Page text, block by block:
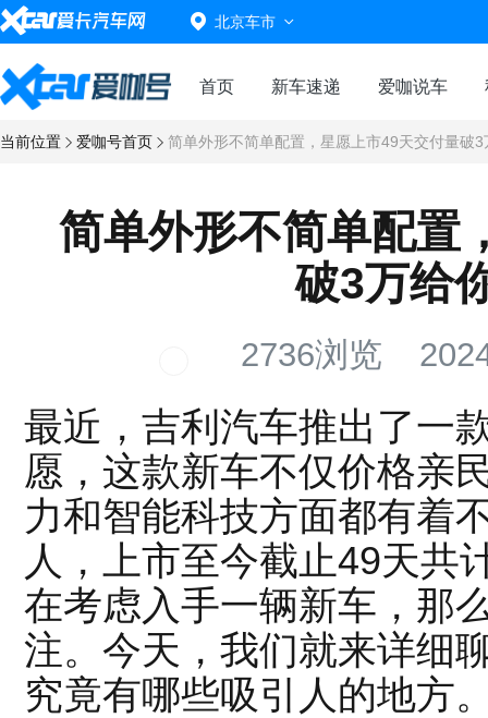
北京车市
首页 新车速递 爱咖说车
当前位置 爱咖号首页 简单外形不简单配置，星愿上市49天交付量破
简单外形不简单配置
破3万给
2736浏览
最近，吉利汽车推出了
愿，这款新车不仅价格亲
力和智能科技方面都有着
人，上市至今截止49天共
在考虑入手一辆新车，那
注。今天，我们就来详细
究竟有哪些吸引人的地方